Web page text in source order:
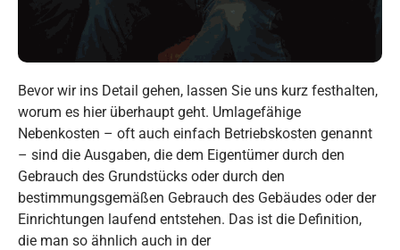
Bevor wir ins Detail gehen, lassen Sie uns kurz festhalten,
worum es hier überhaupt geht. Umlagefähige
Nebenkosten – oft auch einfach Betriebskosten genannt
– sind die Ausgaben, die dem Eigentümer durch den
Gebrauch des Grundstücks oder durch den
bestimmungsgemäßen Gebrauch des Gebäudes oder der
Einrichtungen laufend entstehen. Das ist die Definition,
die man so ähnlich auch in der